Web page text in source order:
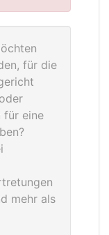
für die
für eine
mehr als